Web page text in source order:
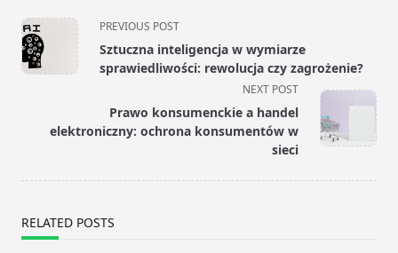
<span
class="nav-
subtitle
text">Page</span>
PREVIOUS POST
Sztuczna inteligencja w wymiarze
sprawiedliwości: rewolucja czy zagrożenie?
NEXT POST
Prawo konsumenckie a handel
elektroniczny: ochrona konsumentów w
sieci
RELATED POSTS